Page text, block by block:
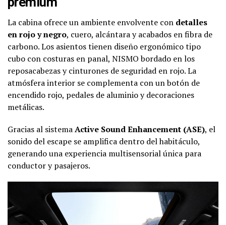
La cabina ofrece un ambiente envolvente con detalles
en rojo y negro, cuero, alcántara y acabados en fibra de
carbono. Los asientos tienen diseño ergonómico tipo
cubo con costuras en panal, NISMO bordado en los
reposacabezas y cinturones de seguridad en rojo. La
atmósfera interior se complementa con un botón de
encendido rojo, pedales de aluminio y decoraciones
metálicas.
Gracias al sistemaActive Sound Enhancement (ASE), el
sonido del escape se amplifica dentro del habitáculo,
generando una experiencia multisensorial única para
conductor y pasajeros.